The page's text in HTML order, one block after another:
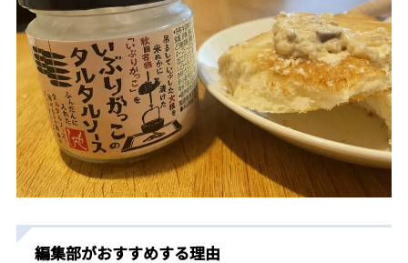
編集部がおすすめする理由